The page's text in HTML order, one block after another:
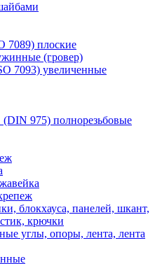
7089) плоские
(гровер)
7093) увеличенные
975) полнорезьбовые
блокхауса, панелей, шкант,
крючки
углы, опоры, лента, лента